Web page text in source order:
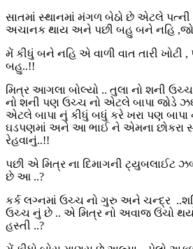
સાતમાં સ્થાનમાં મંગળ બેઠો છે એટલે
અચાનક થાય અને પછી બહુ બને નહિ
મેં કીધું બને નહિ એ વાળી વાત તારી ખોટી
બહુ..!!
મિત્ર આગલા બોલ્યો .. તુલા નો શની
નો શની પણ ઉચ્ચ નો એટલે બાપા જોડે
એટલે બાપા નું કીધું બધું કરે ખરા પણ
ઘડપણમાં અને આ ભાઈ ને એમના છોકરા
રેહવાનું..!!
પછી એ મિત્ર ના દિમાગની ટ્યુબલાઈટ
છે આ ..?
કર્ક લગ્નમાં ઉચ્ચ નો ગુરુ અને ચન્દ્ર
ઉચ્ચ નું છે .. એ મિત્ર નો અવાજ ઉંચો
હસ્તી ..?